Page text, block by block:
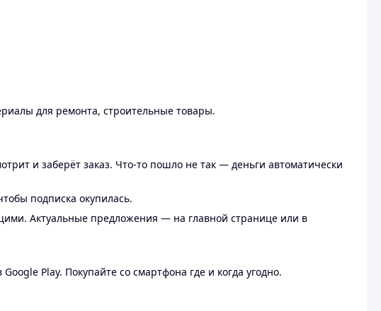
для ремонта, строительные товары.
и заберёт заказ. Что-то пошло не так — деньги автоматически
подписка окупилась.
Актуальные предложения — на главной странице или в
Play. Покупайте со смартфона где и когда угодно.